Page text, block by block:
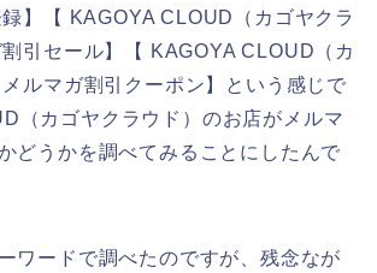
録】【 KAGOYA CLOUD（カゴヤクラ
引セール】【 KAGOYA CLOUD（カ
ルマガ割引クーポン】という感じで
（カゴヤクラウド）のお店がメルマ
どうかを調べてみることにしたんで
ワードで調べたのですが、残念なが